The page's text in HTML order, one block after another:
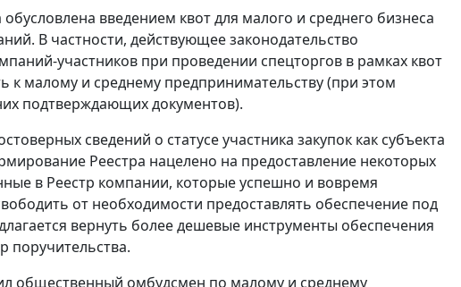
введением квот для малого и среднего бизнеса
В частности, действующее законодательство
участников при проведении спецторгов в рамках квот
к малому и среднему предпринимательству (при этом
подтверждающих документов).
сведений о статусе участника закупок как субъекта
Реестра нацелено на предоставление некоторых
в Реестр компании, которые успешно и вовремя
от необходимости предоставлять обеспечение под
вернуть более дешевые инструменты обеспечения
поручительства.
общественный омбудсмен по малому и среднему